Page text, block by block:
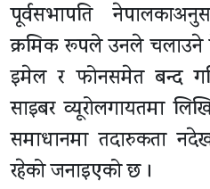
पूर्वसभापति
क्रमिक रूपले उनले चलाउने
इमेल र फोनसमेत बन्द
साइबर व्यूरोलगायतमा
समाधानमा तदारुकता
रहेको जनाइएको छ ।